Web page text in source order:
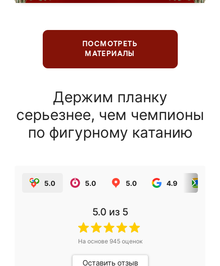
ПОСМОТРЕТЬ
МАТЕРИАЛЫ
Держим планку
серьезнее, чем чемпионы
по фигурному катанию
5.0 5.0 5.0 4.9
5.0 из 5
На основе 945оценок
Оставить отзыв